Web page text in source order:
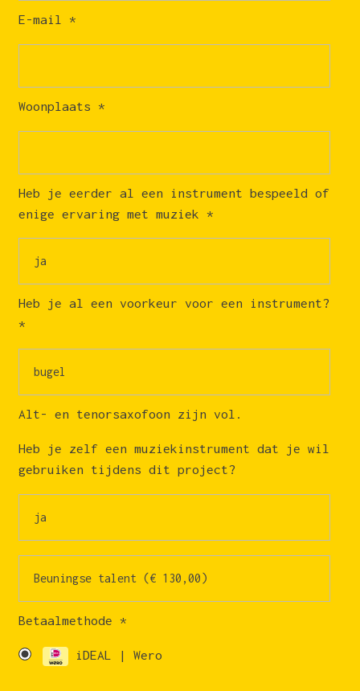
E-mail *
Woonplaats *
Heb je eerder al een instrument bespeeld of
enige ervaring met muziek *
Heb je al een voorkeur voor een instrument?
*
Alt- en tenorsaxofoon zijn vol.
Heb je zelf een muziekinstrument dat je wil
gebruiken tijdens dit project?
Betaalmethode *
iDEAL | Wero